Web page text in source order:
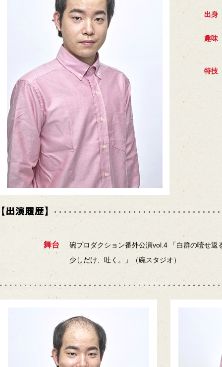
出身
趣味
特技
舞台
碗プロダクション番外公演vol.4 「白群の噎せ返
少しだけ、吐く。」（碗スタジオ）